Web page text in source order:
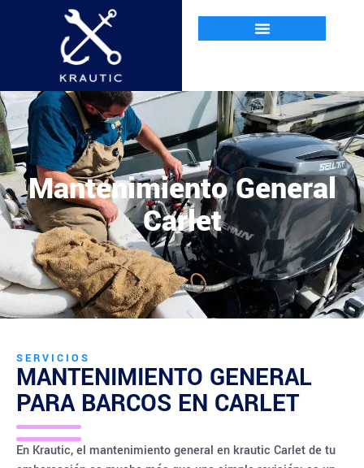
Mantenimiento General
Carlet
SERVICIOS
MANTENIMIENTO GENERAL
PARA BARCOS EN CARLET
En Krautic, el mantenimiento general en krautic Carlet de tu